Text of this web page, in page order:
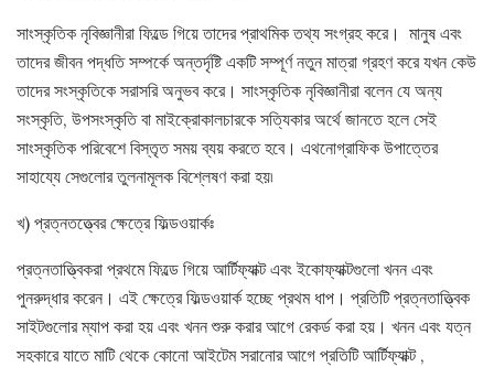
সাংস্কৃতিক নৃবিজ্ঞানীরা ফিল্ডে গিয়ে তাদের প্রাথমিক তথ্য সংগ্রহ করে। মানুষ এবং
তাদের জীবন পদ্ধতি সম্পর্কে অন্তর্দৃষ্টি একটি সম্পূর্ণ নতুন মাত্রা গ্রহণ করে যখন কেউ
তাদের সংস্কৃতিকে সরাসরি অনুভব করে। সাংস্কৃতিক নৃবিজ্ঞানীরা বলেন যে অন্য
সংস্কৃতি, উপসংস্কৃতি বা মাইক্রোকালচারকে সত্যিকার অর্থে জানতে হলে সেই
সাংস্কৃতিক পরিবেশে বিস্তৃত সময় ব্যয় করতে হবে। এথনোগ্রাফিক উপাত্তের
সাহায্যে সেগুলোর তুলনামূলক বিশ্লেষণ করা হয়৷
খ) প্রত্নতত্ত্বের ক্ষেত্রে ফিল্ডওয়ার্কঃ
প্রত্নতাত্ত্বিকরা প্রথমে ফিল্ডে গিয়ে আর্টিফ্যাক্ট এবং ইকোফ্যাক্টগুলো খনন এবং
পুনরুদ্ধার করেন। এই ক্ষেত্রে ফিল্ডওয়ার্ক হচ্ছে প্রথম ধাপ। প্রতিটি প্রত্নতাত্ত্বিক
সাইটগুলোর ম্যাপ করা হয় এবং খনন শুরু করার আগে রেকর্ড করা হয়। খনন এবং যত্ন
সহকারে যাতে মাটি থেকে কোনো আইটেম সরানোর আগে প্রতিটি আর্টিফ্যাক্ট ,